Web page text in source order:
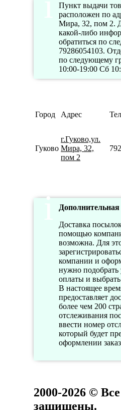
Пункт выдачи
расположен по
Мира, 32, пом 2.
какой-либо
обратиться по
79286054103.
по следующему
10:00-19:00 Сб
Город Адрес
Гуково
г.Гуково,ул.
Мира, 32,
пом 2
Доставка
помощью
возможна. Для
компании и
нужно
оплаты и
В настоящее
предоставляет
более чем 200
отслеживания
ввести номер
который будет
оформлении
2000-2026 ©
защищены.